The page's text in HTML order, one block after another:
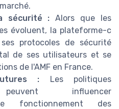
sécurité : Alors que les
évoluent, la plateforme-c
protocoles de sécurité
de ses utilisateurs et se
de l'AMF en France.
: Les politiques
peuvent influencer
le fonctionnement des